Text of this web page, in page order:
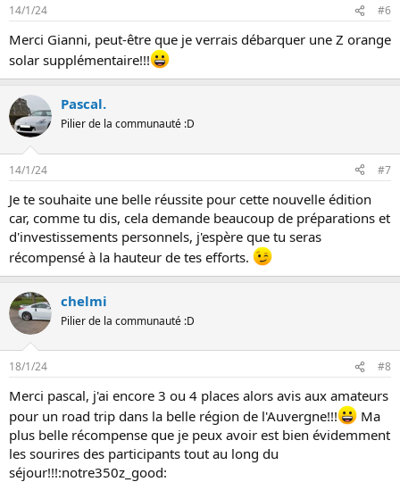
i
n
s
14/1/24 #6
Merci Gianni, peut-être que je verrais débarquer une Z orange
solar supplémentaire!!!
Pascal.
Pilier de la communauté :D
14/1/24 #7
Je te souhaite une belle réussite pour cette nouvelle édition
car, comme tu dis, cela demande beaucoup de préparations et
d'investissements personnels, j'espère que tu seras
récompensé à la hauteur de tes efforts.
chelmi
Pilier de la communauté :D
18/1/24 #8
Merci pascal, j'ai encore 3 ou 4 places alors avis aux amateurs
pour un road trip dans la belle région de l'Auvergne!!!
Ma
plus belle récompense que je peux avoir est bien évidemment
les sourires des participants tout au long du
séjour!!!:notre350z_good: